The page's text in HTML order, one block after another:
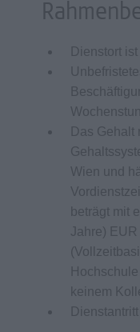
Dienstort
Das Gehalt
Wien und
beträgt mit
Jahre) EUR
keinem